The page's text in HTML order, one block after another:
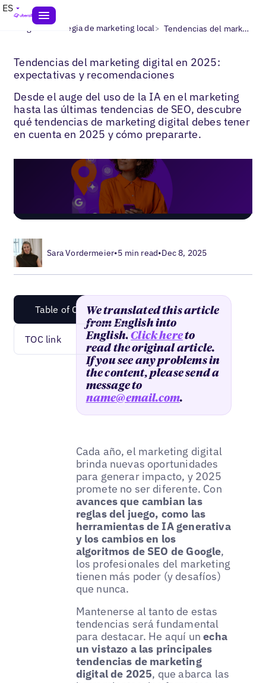
ES
Blogs> Estrategia de marketing local> Tendencias del marketing local
Tendencias del marketing digital en 2025:
expectativas y recomendaciones
Desde el auge del uso de la IA en el marketing
hasta las últimas tendencias de SEO, descubre
qué tendencias de marketing digital debes tener
en cuenta en 2025 y cómo prepararte.
Sara Vordermeier•5 min read•Dec 8, 2025
Table of Content
TOC link
We translated this article
from English into
English.Click hereto
read the original article.
If you see any problems in
the content, please send a
message to
name@email.com.
Cada año, el marketing digital
brinda nuevas oportunidades
para generar impacto, y 2025
promete no ser diferente. Con
avances que cambian las
reglas del juego, como las
herramientas de IA generativa
y los cambios en los
algoritmos de SEO de Google,
los profesionales del marketing
tienen más poder (y desafíos)
que nunca.
Mantenerse al tanto de estas
tendencias será fundamental
para destacar. He aquí unecha
un vistazo a las principales
tendencias de marketing
digital de 2025, que abarca las